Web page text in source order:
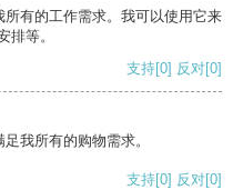
有的工作需求。我可以使用它来
排等。
支持[0] 反对[0]
我所有的购物需求。
支持[0] 反对[0]